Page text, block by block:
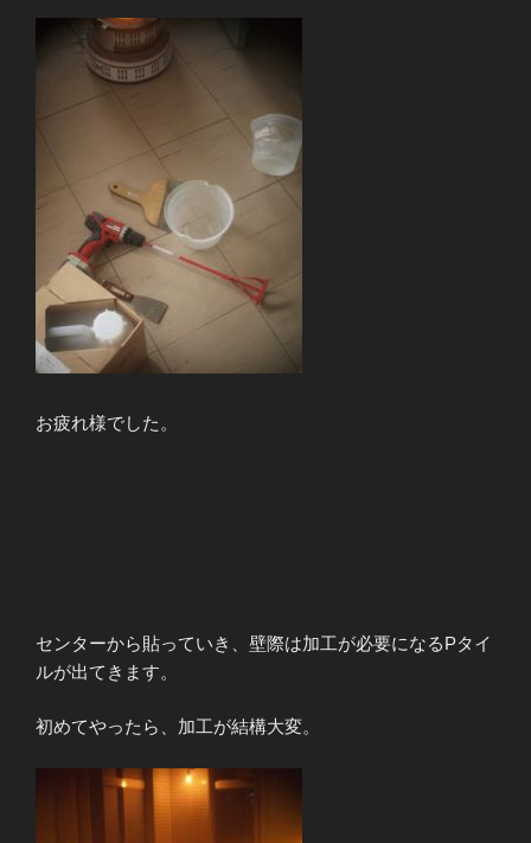
お疲れ様でした。
センターから貼っていき、壁際は加工が必要になるPタイ
ルが出てきます。
初めてやったら、加工が結構大変。